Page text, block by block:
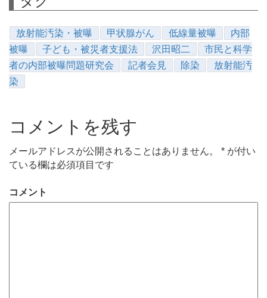
放射能汚染・被曝 甲状腺がん 低線量被曝
内部
被曝
子ども・被災者支援法 沢田昭二
市民と科学
者の内部被曝問題研究会
記者会見 除染
放射能汚
染
コメントを残す
メールアドレスが公開されることはありません。 * が付い
ている欄は必須項目です
コメント